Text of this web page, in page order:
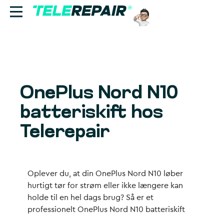
Find butik
Erhverv
OnePlus Nord N10
batteriskift hos
Telerepair
Oplever du, at din OnePlus Nord N10 løber
hurtigt tør for strøm eller ikke længere kan
holde til en hel dags brug? Så er et
professionelt OnePlus Nord N10 batteriskift